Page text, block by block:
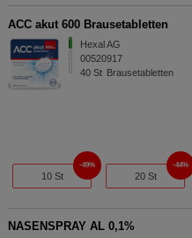
ACC akut 600 Brausetabletten
Hexal AG
00520917
40 St Brausetabletten
10 St
49%
20 St
44%
NASENSPRAY AL 0,1%